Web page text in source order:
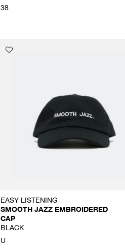
38
EASY LISTENING
SMOOTH JAZZ EMBROIDERED
CAP
BLACK
U